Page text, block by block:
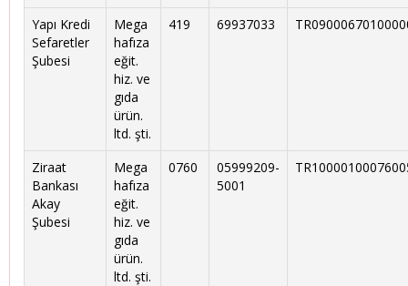
Yapı Kredi
Sefaretler
Şubesi
Mega
hafıza
eğit.
hiz. ve
gıda
ürün.
ltd. şti.
419 69937033
Ziraat
Bankası
Akay
Şubesi
Mega
hafıza
eğit.
hiz. ve
gıda
ürün.
ltd. şti.
0760
05999209-
5001